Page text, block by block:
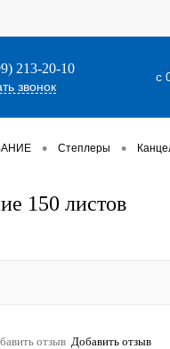
213-20-10
звонок
с
• Степлеры •
150 листов
Добавить отзыв